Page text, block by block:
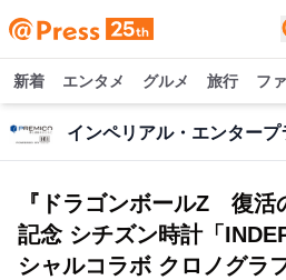
新着 エンタメ グルメ 旅行 フ
『ドラゴンボールZ 復活
記念 シチズン時計「
シャルコラボ クロノグラ